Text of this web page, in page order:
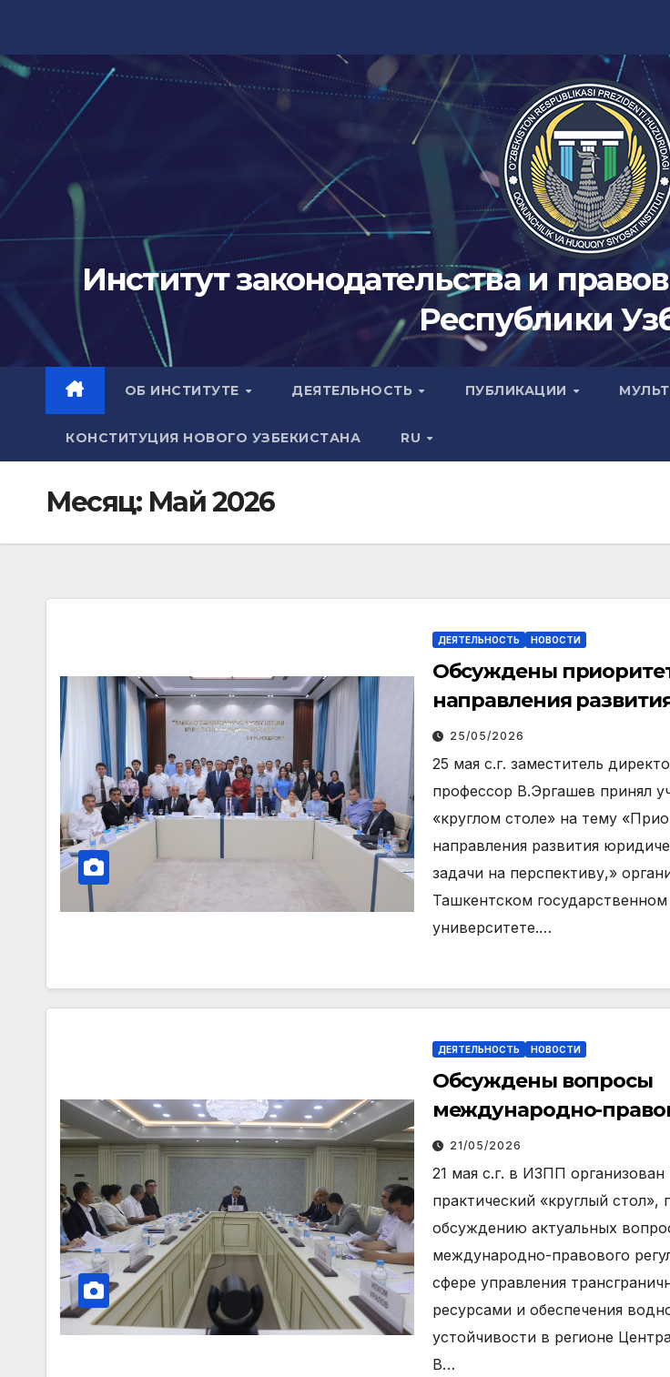
содержимому
Институт законодательства и
Республики
ОБ ИНСТИТУТЕ ДЕЯТЕЛЬНОСТЬ ПУБЛИКАЦИИ
КОНСТИТУЦИЯ НОВОГО УЗБЕКИСТАНА RU
Месяц: Май 2026
ДЕЯТЕЛЬНОСТЬ НОВОСТИ
Обсуждены
направления
юридических наук
25/05/2026
25 мая с.г. заместитель
профессор В.Эргашев принял
«круглом столе» на тему
направления развития
задачи на перспективу,»
Ташкентском
университете.…
ДЕЯТЕЛЬНОСТЬ НОВОСТИ
Обсуждены вопросы
международно-
регулирования водных
ресурсов
21/05/2026
21 мая с.г. в ИЗПП организован
практический «круглый
обсуждению актуальных
международно-правового
сфере управления
ресурсами и обеспечения
устойчивости в регионе
В…